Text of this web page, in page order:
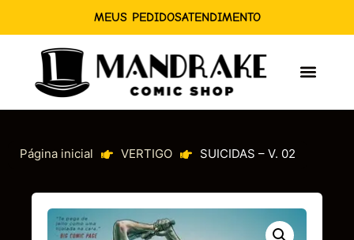
MEUS PEDIDOSATENDIMENTO
Página inicial VERTIGO SUICIDAS – V. 02